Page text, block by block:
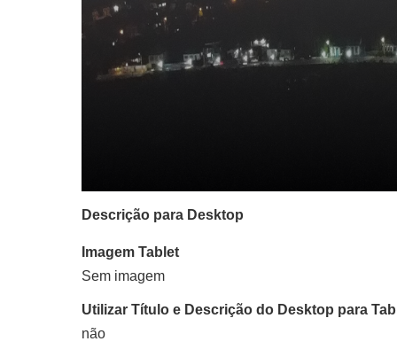
Descrição para Desktop
Imagem Tablet
Sem imagem
Utilizar Título e Descrição do Desktop para
não